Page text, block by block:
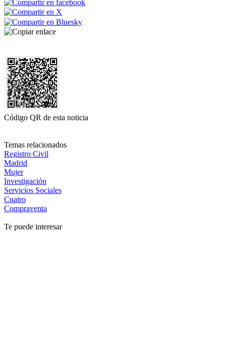
Código QR de esta noticia
Temas relacionados
Registro Civil
Madrid
Mujer
Investigación
Servicios Sociales
Cuatro
Compraventa
Te puede interesar